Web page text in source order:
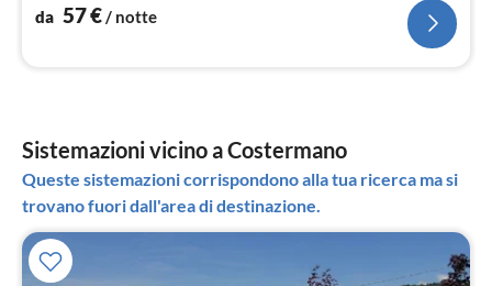
da 57€/ notte
Sistemazioni vicino a Costermano
Queste sistemazioni corrispondono alla tua ricerca ma si
trovano fuori dall'area di destinazione.